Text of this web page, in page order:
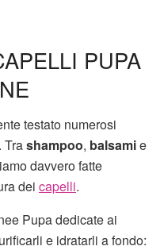
PUPA
testato numerosi
Trashampoo, balsamie
davvero fatte
dei capelli.
Pupa dedicate ai
e idratarli a fondo: